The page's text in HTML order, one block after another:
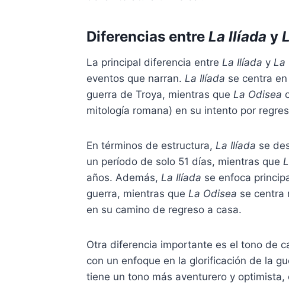
Diferencias entre La Ilíada y
La principal diferencia entre La Ilíada y La
eventos que narran. La Ilíada se centra
guerra de Troya, mientras que La Odisea
mitología romana) en su intento por
En términos de estructura, La Ilíada se
un período de solo 51 días, mientras que
años. Además, La Ilíada se enfoca
guerra, mientras que La Odisea se centra
en su camino de regreso a casa.
Otra diferencia importante es el tono de
con un enfoque en la glorificación de la
tiene un tono más aventurero y